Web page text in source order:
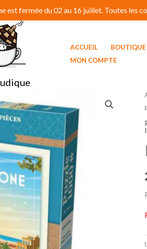
ACCUEIL BOUTIQUE
MON COMPTE
est fermée du 02 au 16 juillet. Toutes les